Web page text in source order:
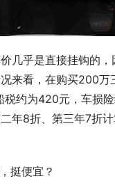
几乎是直接挂钩的
来看，在购买200
约为420元，车损
年8折、第三年7折
挺便宜？